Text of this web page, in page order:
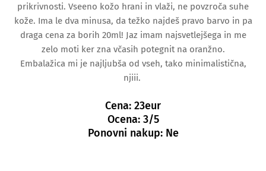
prikrivnosti. Vseeno kožo hrani in vlaži, ne povzroča suhe
kože. Ima le dva minusa, da težko najdeš pravo barvo in pa
draga cena za borih 20ml! Jaz imam najsvetlejšega in me
zelo moti ker zna včasih potegnit na oranžno.
Embalažica mi je najljubša od vseh, tako minimalistična,
njiii.
Cena: 23eur
Ocena: 3/5
Ponovni nakup: Ne